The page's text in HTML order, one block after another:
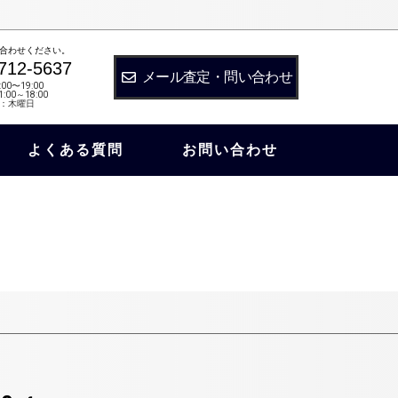
わせください。
5637
〜19:00
～18:00
木曜日
メール査定・問い合わせ
よくある質問 お問い合わせ